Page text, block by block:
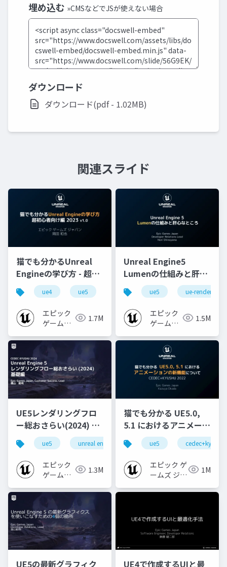
埋め込む »CMSなどでJSが使えない場合
ダウンロード
ダウンロード(pdf - 1.02MB)
関連スライド
猫でも分かるUnreal
Engineの学び方 - 超初
心者向け編 - 2023 v1.0
ue4 ue5 ue-beginner
エピック
ゲームズ
1.7M
Unreal Engine5
Lumenの仕組みと肝心
なところ
ue5 ue-rendering
エピック
ゲームズ
1.5M
UE5レンダリングフロ
ー総おさらい(2024) 基
礎編！
[CEDEC+KYUSHU
2024]
ue5 unreal engine ue-rendering
エピック
ゲームズ
1.3M
猫でも分かる UE5.0,
5.1 におけるアニメーシ
ョンの新機能について
【CEDEC+KYUSHU
2022】
ue5 cedec+kyushu
エピック ゲ
ームズ ジャ
1M
UE5の最新グラフィク UE4で作成するUIと最